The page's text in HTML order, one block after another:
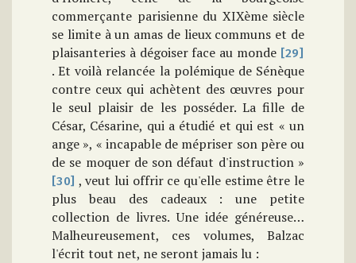
commerçante parisienne du XIXème siècle
se limite à un amas de lieux communs et de
plaisanteries à dégoiser face au monde [29]
. Et voilà relancée la polémique de Sénèque
contre ceux qui achètent des œuvres pour
le seul plaisir de les posséder. La fille de
César, Césarine, qui a étudié et qui est « un
ange », « incapable de mépriser son père ou
de se moquer de son défaut d'instruction »
[30] , veut lui offrir ce qu'elle estime être le
plus beau des cadeaux : une petite
collection de livres. Une idée généreuse…
Malheureusement, ces volumes, Balzac
l'écrit tout net, ne seront jamais lu :